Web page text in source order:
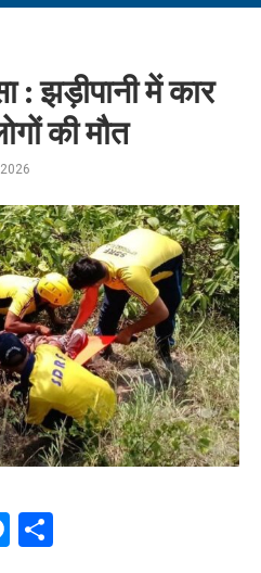
: झड़ीपानी में कार
की मौत
Messenger